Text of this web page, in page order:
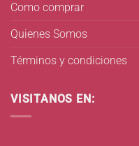
Como comprar
Quienes Somos
Términos y condiciones
VISITANOS EN: